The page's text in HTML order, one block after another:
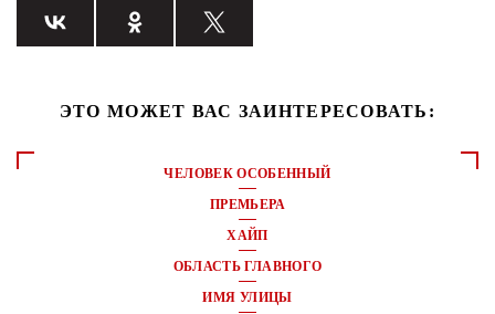
ЭТО МОЖЕТ ВАС ЗАИНТЕРЕСОВАТЬ:
ЧЕЛОВЕК ОСОБЕННЫЙ
ПРЕМЬЕРА
ХАЙП
ОБЛАСТЬ ГЛАВНОГО
ИМЯ УЛИЦЫ